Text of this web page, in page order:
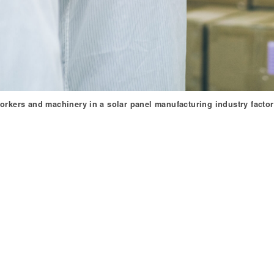
and machinery in a solar panel manufacturing industry